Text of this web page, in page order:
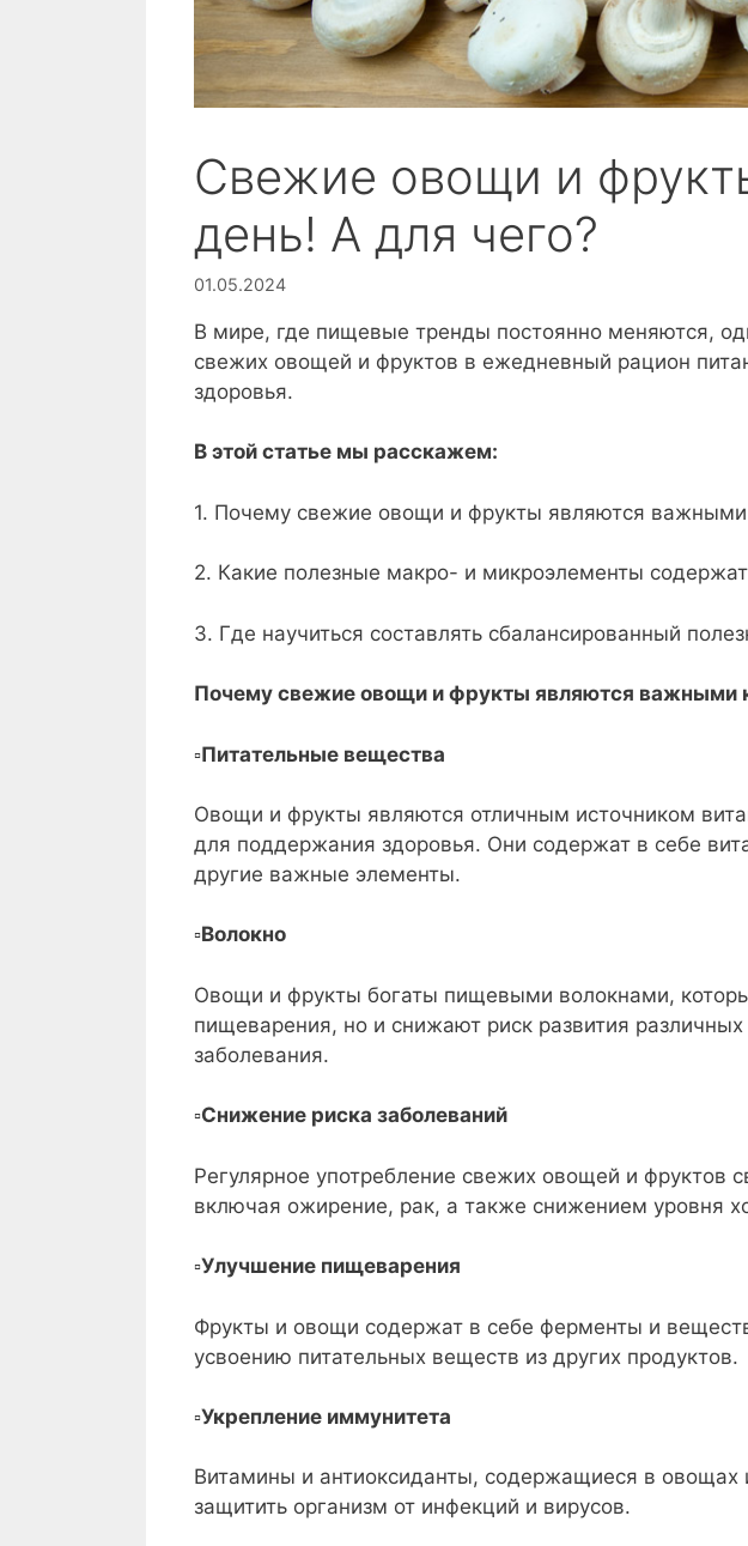
Свежие овощи и
день! А для чего?
01.05.2024
В мире, где пищевые тренды постоянно меняются,
свежих овощей и фруктов в ежедневный рацион
здоровья.
В этой статье мы расскажем:
1. Почему свежие овощи и фрукты являются
2. Какие полезные макро- и микроэлементы
3. Где научиться составлять сбалансированный
Почему свежие овощи и фрукты являются важными
▫️Питательные вещества
Овощи и фрукты являются отличным источником
для поддержания здоровья. Они содержат в себе
другие важные элементы.
▫️Волокно
Овощи и фрукты богаты пищевыми волокнами,
пищеварения, но и снижают риск развития
заболевания.
▫️Снижение риска заболеваний
Регулярное употребление свежих овощей и фруктов
включая ожирение, рак, а также снижением уровня
▫️Улучшение пищеварения
Фрукты и овощи содержат в себе ферменты и
усвоению питательных веществ из других продуктов.
▫️Укрепление иммунитета
Витамины и антиоксиданты, содержащиеся в
защитить организм от инфекций и вирусов.